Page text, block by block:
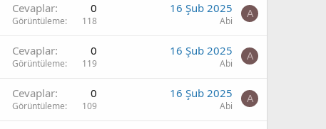
Cevaplar 0
Görüntüleme 118
16 Şub 2025
Abi
A
Cevaplar 0
Görüntüleme 119
16 Şub 2025
Abi
A
Cevaplar 0
Görüntüleme 109
16 Şub 2025
Abi
A